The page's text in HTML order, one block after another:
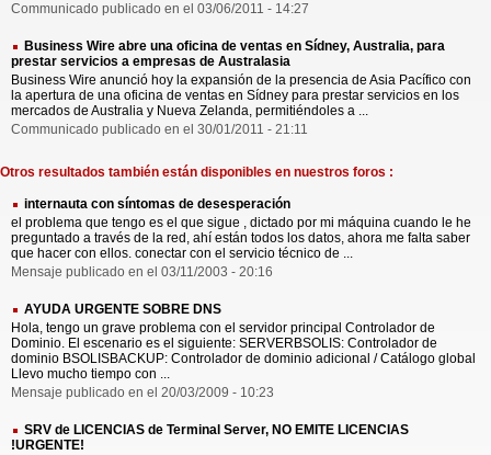
Communicado publicado en el 03/06/2011 - 14:27
Business Wire abre una oficina de ventas en Sídney, Australia, para
prestar servicios a empresas de Australasia
Business Wire anunció hoy la expansión de la presencia de Asia Pacífico con
la apertura de una oficina de ventas en Sídney para prestar servicios en los
mercados de Australia y Nueva Zelanda, permitiéndoles a ...
Communicado publicado en el 30/01/2011 - 21:11
Otros resultados también están disponibles en nuestros foros :
internauta con síntomas de desesperación
el problema que tengo es el que sigue , dictado por mi máquina cuando le he
preguntado a través de la red, ahí están todos los datos, ahora me falta saber
que hacer con ellos. conectar con el servicio técnico de ...
Mensaje publicado en el 03/11/2003 - 20:16
AYUDA URGENTE SOBRE DNS
Hola, tengo un grave problema con el servidor principal Controlador de
Dominio. El escenario es el siguiente: SERVERBSOLIS: Controlador de
dominio BSOLISBACKUP: Controlador de dominio adicional / Catálogo global
Llevo mucho tiempo con ...
Mensaje publicado en el 20/03/2009 - 10:23
SRV de LICENCIAS de Terminal Server, NO EMITE LICENCIAS
!URGENTE!